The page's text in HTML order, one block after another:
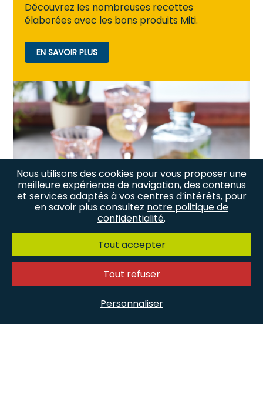
Découvrez les nombreuses recettes
élaborées avec les bons produits Miti.
EN SAVOIR PLUS
Nous utilisons des cookies pour vous proposer une
meilleure expérience de navigation, des contenus
et services adaptés à vos centres d’intérêts, pour
en savoir plus consultez notre politique de
confidentialité.
Tout accepter
Tout refuser
Personnaliser